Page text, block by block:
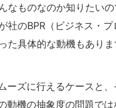
なものなのか知りたい
社のBPR（ビジネス・
具体的な動機もありま
ーズに行えるケースと
機の抽象度の問題では